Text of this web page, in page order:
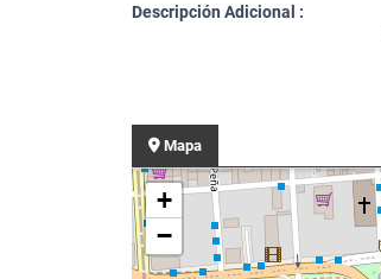
Descripción Adicional :
Mapa
+
−